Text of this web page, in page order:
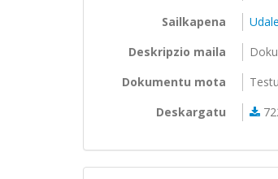
Sailkapena
Deskripzio maila
Dokumentu mota
Deskargatu